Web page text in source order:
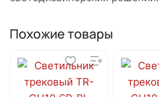
Похожие товары